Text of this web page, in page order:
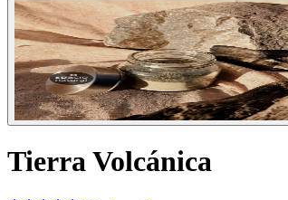
Tierra Volcánica